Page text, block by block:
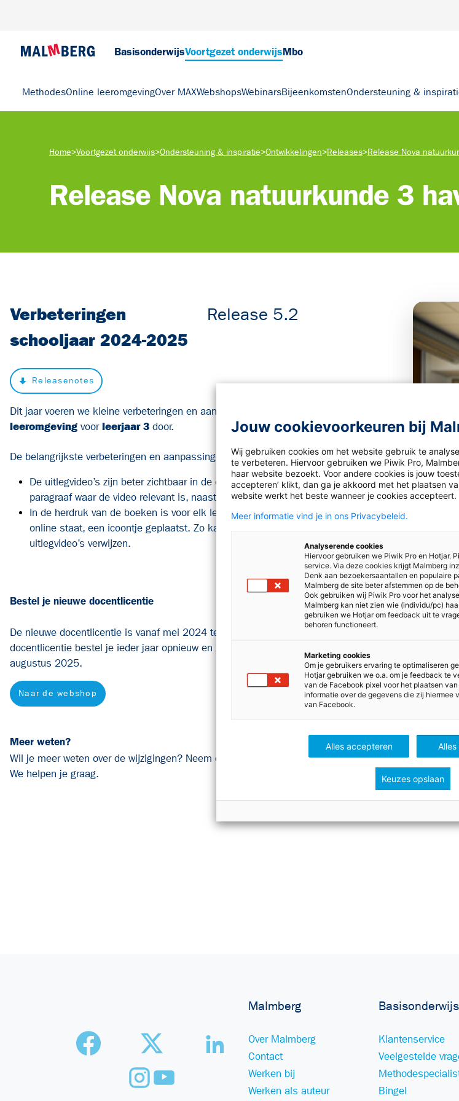
BasisonderwijsVoortgezet onderwijsMbo
MethodesOnline leeromgevingOver MAXWebshopsWebinarsBijeenkomstenOndersteuning &
Home>Voortgezet onderwijs>Ondersteuning & inspiratie>Ontwikkelingen>Releases>Release Nova
Release Nova natuurkunde 3
Verbeteringen
schooljaar 2024-2025
Release 5.2
Releasenotes
Dit jaar voeren we kleine verbeteringen en aanpassingen in de
leeromgeving voor leerjaar 3 door.
De belangrijkste verbeteringen en aanpassingen op een rij:
De uitlegvideo’s zijn beter zichtbaar in de online leeromgeving. Ze staan nu bij de
paragraaf waar de video relevant is, naast de lesstof.
In de herdruk van de boeken is voor elk leerdoel waarvan een informatieve video
online staat, een icoontje geplaatst. Zo kan je je leerlingen gemakkelijk naar de
uitlegvideo’s verwijzen.
Bestel je nieuwe docentlicentie
De nieuwe docentlicentie is vanaf mei 2024 te bestellen in de webshop. De
docentlicentie bestel je ieder jaar opnieuw en heeft een looptijd van 1 juni 2024 tot 1
augustus 2025.
Naar de webshop
Meer weten?
Wil je meer weten over de wijzigingen? Neem contact op met je
methodespecialist.
We helpen je graag.
Malmberg
Over Malmberg
Contact
Werken bij
Werken als auteur
Basisonderwijs
Klantenservice
Veelgestelde
Bingel
Jouw cookievoorkeuren bij
Wij gebruiken cookies om het website gebruik te
te verbeteren. Hiervoor gebruiken we Piwik Pro,
haar website bezoekt. Voor andere cookies is jouw
accepteren’ klikt, dan ga je akkoord met het plaatsen
website werkt het beste wanneer je cookies accepteert.
Meer informatie vind je in ons Privacybeleid.
Analyserende cookies
Hiervoor gebruiken we Piwik Pro en Hotjar.
service. Via deze cookies krijgt Malmberg
Denk aan bezoekersaantallen en populaire
Malmberg de site beter afstemmen op de
Ook gebruiken wij Piwik Pro voor het
Malmberg kan niet zien wie (individu/pc)
gebruiken we Hotjar om feedback uit te
behoren functioneert.
Marketing cookies
Om je gebruikers ervaring te optimaliseren
Hotjar gebruiken we o.a. om je feedback te
van de Facebook pixel voor het plaatsen
informatie over de gegevens die zij hiermee
van Facebook.
Alles accepteren
Keuzes opslaan